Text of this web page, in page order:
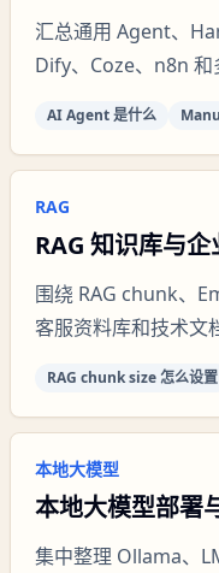
汇总通用 Agent、
Dify、Coze、n8n 和
AI Agent 是什么
RAG
RAG 知识库与
围绕 RAG chunk、
客服资料库和技术文
RAG chunk size 怎么设置
本地大模型
本地大模型部署
集中整理 Ollama、